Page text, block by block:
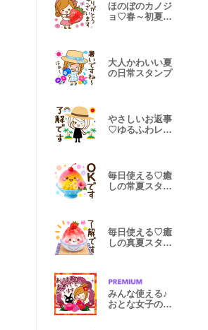
ほのぼのカノジ
ョ♡春～初夏♪
大人かわいい夏
の日常スタンプ
やさしいお返事
♡ゆるふわレデ
毎日使える♡癒
しの常夏スタン
毎日使える♡癒
しの真夏スタン
みんな使える♪
おとな女子の年